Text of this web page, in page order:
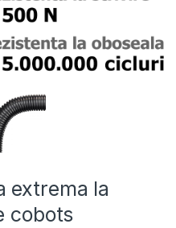
extrema la
cobots